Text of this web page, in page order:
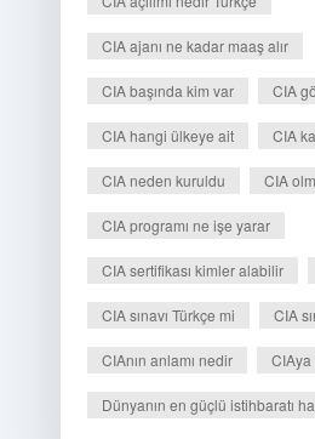
CIA ajanı ne kadar maaş alır
CIA başında kim var CIA
CIA hangi ülkeye ait CIA
CIA neden kuruldu CIA
CIA programı ne işe yarar
CIA sertifikası kimler alabilir
CIA sınavı Türkçe mi CIA
CIAnın anlamı nedir CIAya
Dünyanın en güçlü istihbaratı